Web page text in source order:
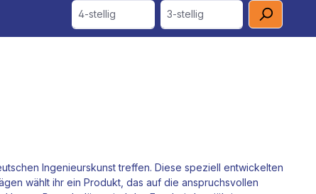
4-stellig 3-stellig
Ingenieurskunst treffen. Diese speziell entwickelten
wählt ihr ein Produkt, das auf die anspruchsvollen